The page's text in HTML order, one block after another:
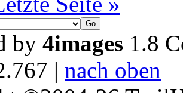
by 4images 1.8
| nach oben